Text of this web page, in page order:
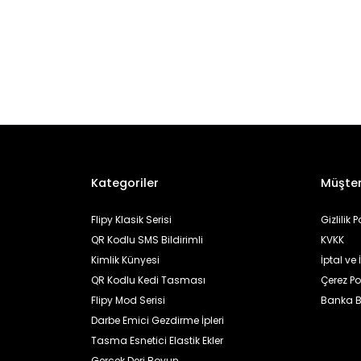
Kategoriler
Flipy Klasik Serisi
QR Kodlu SMS Bildirimli
Kimlik Künyesi
QR Kodlu Kedi Tasması
Flipy Mod Serisi
Darbe Emici Gezdirme İpleri
Tasma Esnetici Elastik Ekler
Gizlilik
KVKK
İptal ve
Çerez
Banka